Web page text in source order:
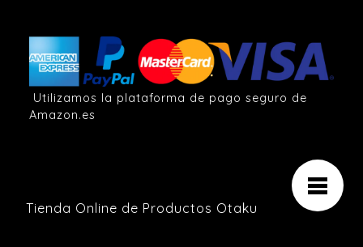
Utilizamos la plataforma de pago seguro de
Amazon.es
Tienda Online de Productos Otaku